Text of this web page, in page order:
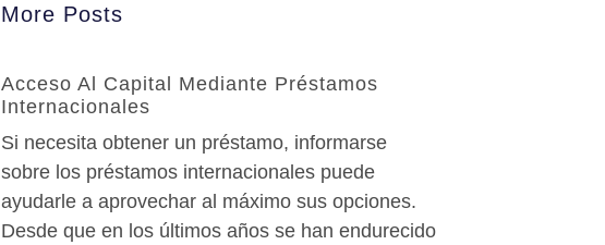
More Posts
Acceso Al Capital Mediante Préstamos
Internacionales
Si necesita obtener un préstamo, informarse
sobre los préstamos internacionales puede
ayudarle a aprovechar al máximo sus opciones.
Desde que en los últimos años se han endurecido